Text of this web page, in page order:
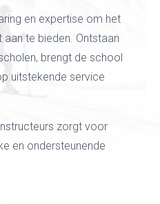
en expertise om het
te bieden. Ontstaan
brengt de school
uitstekende service
zorgt voor
en ondersteunende